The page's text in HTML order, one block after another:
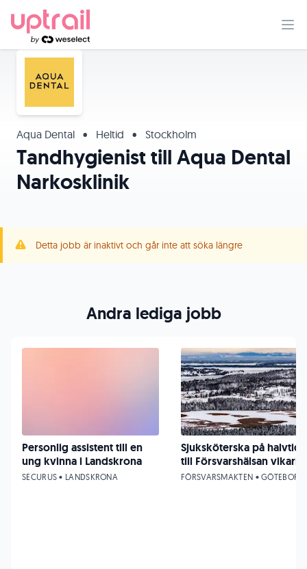
Aqua Dental • Heltid • Stockholm
Tandhygienist till Aqua Dental
Narkosklinik
Detta jobb är inaktivt och går inte att söka längre
Andra lediga jobb
Personlig assistent till en
ung kvinna i Landskrona
SECURUS • LANDSKRONA
Sjuksköterska på halvtid
till Försvarshälsan vikariat
FÖRSVARSMAKTEN • GÖTEBORG